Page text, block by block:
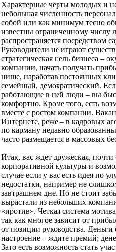
Характерные черты молодых и
небольшая численность
собой или как минимум тесно
известны ограниченному числу
распространяется посредством
Руководители не играют
стратегическая цель бизнеса –
компании, начать получать
нише, наработав постоянных
семейный, демократический.
работающие в ней люди – вы
комфортно. Кроме того, есть
вместе с ростом компании.
Интернете, реже – в кадровых
по карману недавно
часто размещается в массовых
Итак, вас ждет дружеская, почти
корпоративной культуры и
случае если у вас есть идея по
недостатки, например не
завтрашнем дне. Но не стоит
вырастали из небольших
«против». Четкая система
так как многое зависит от
от позиции руководства. Деньги
настроение – ждите премий;
Зато есть возможность стать